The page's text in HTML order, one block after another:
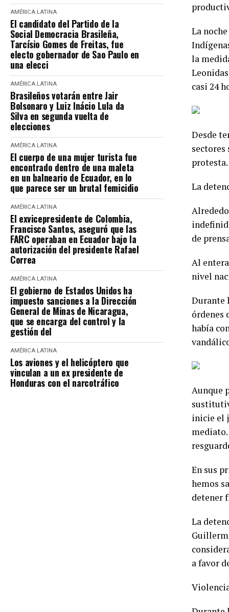
AMÉRICA LATINA
El candidato del Partido de la
Social Democracia Brasileña,
Tarcísio Gomes de Freitas, fue
electo gobernador de Sao Paulo en
una elecci
AMÉRICA LATINA
Brasileños votarán entre Jair
Bolsonaro y Luiz Inácio Lula da
Silva en segunda vuelta de
elecciones
AMÉRICA LATINA
El cuerpo de una mujer turista fue
encontrado dentro de una maleta
en un balneario de Ecuador, en lo
que parece ser un brutal femicidio
AMÉRICA LATINA
El exvicepresidente de Colombia,
Francisco Santos, aseguró que las
FARC operaban en Ecuador bajo la
autorización del presidente Rafael
Correa
AMÉRICA LATINA
El gobierno de Estados Unidos ha
impuesto sanciones a la Dirección
General de Minas de Nicaragua,
que se encarga del control y la
gestión del
AMÉRICA LATINA
Los aviones y el helicóptero que
vinculan a un ex presidente de
Honduras con el narcotráfico
La
la
casi 24
Desde
protesta.
La
de
Al
nivel
Durante
órdenes
había
Aunque
inicie el
En sus
hemos
detener
La
a favor